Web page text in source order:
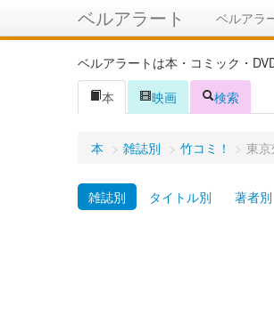
ベルアラート ベルアラ
ベルアラートは本・コミック・
本
映画 検索
本 > 雑誌別 > 竹コミ！ > 東
雑誌別 タイトル別 著者別